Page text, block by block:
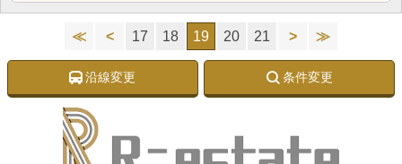
≪ < 17 18 19 20 21 > ≫
沿線変更 条件変更